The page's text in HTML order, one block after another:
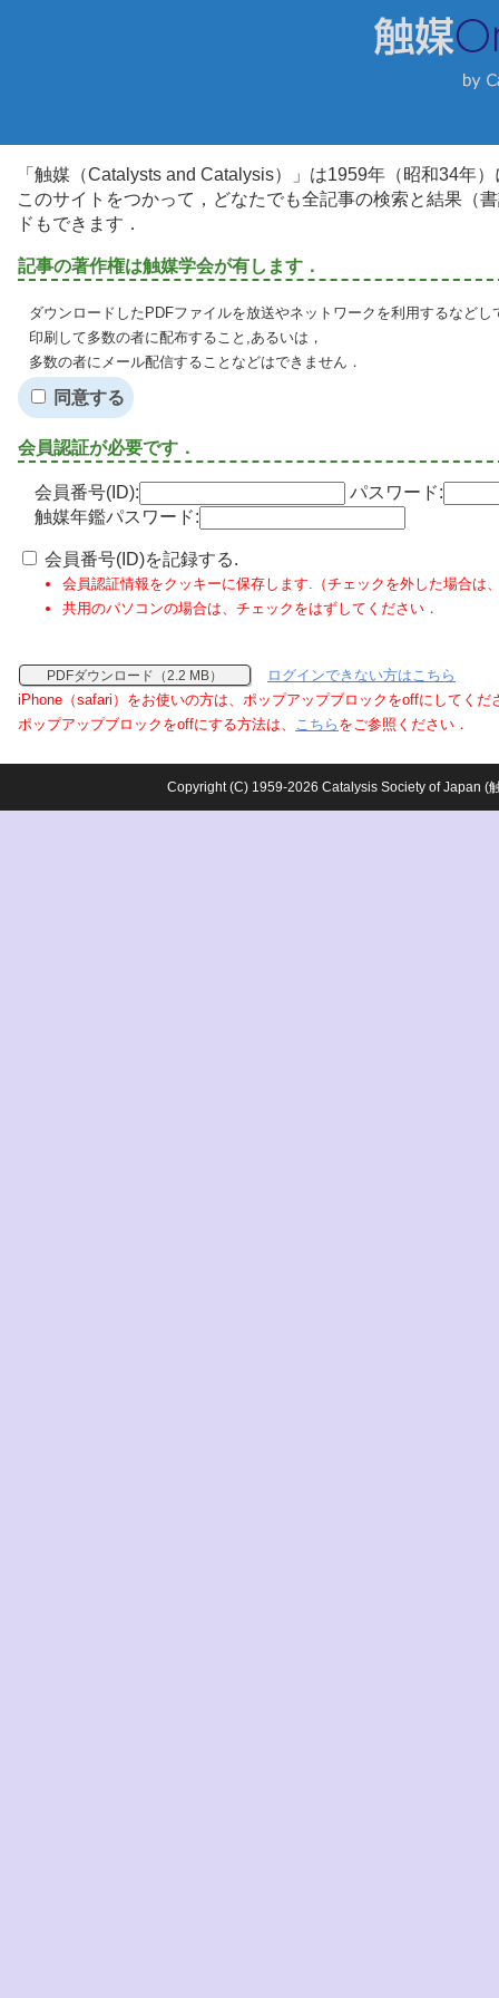
「触媒（Catalysts and Catalysis）」は1959年（昭和34年
このサイトをつかって，どなたでも全記事の検索と結果（
ドもできます．
記事の著作権は触媒学会が有します．
ダウンロードしたPDFファイルを放送やネットワークを利用するなど
印刷して多数の者に配布すること,あるいは，
多数の者にメール配信することなどはできません．
同意する
会員認証が必要です．
会員番号(ID):
パスワード:
触媒年鑑パスワード:
会員番号(ID)を記録する.
会員認証情報をクッキーに保存します.（チェックを外した場合は
共用のパソコンの場合は、チェックをはずしてください．
PDFダウンロード（2.2 MB）
ログインできない方はこちら
iPhone（safari）をお使いの方は、ポップアップブロックをoffにしてくだ
ポップアップブロックをoffにする方法は、 こちら をご参照ください．
Copyright (C) 1959-2026 Catalysis Society of Japan (